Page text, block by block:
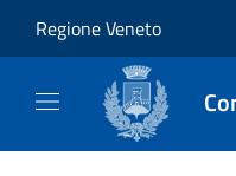
Regione Veneto